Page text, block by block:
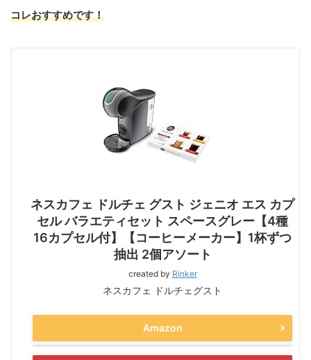
コレおすすめです！
ネスカフェ ドルチェ グスト ジェニオ エス カプ
セル バラエティセット スペースグレー【4種
16カプセル付】【コーヒーメーカー】1杯ずつ
抽出 2個アソート
created by Rinker
ネスカフェ ドルチェグスト
Amazon